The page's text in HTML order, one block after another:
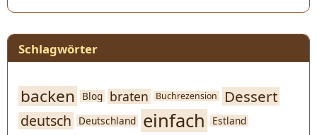
Schlagwörter
backen Blog braten Buchrezension Dessert
deutsch Deutschland einfach Estland